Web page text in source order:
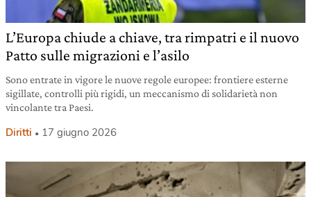
L’Europa chiude a chiave, tra rimpatri e il nuovo
Patto sulle migrazioni e l’asilo
Sono entrate in vigore le nuove regole europee: frontiere esterne
sigillate, controlli più rigidi, un meccanismo di solidarietà non
vincolante tra Paesi.
Diritti 17 giugno 2026